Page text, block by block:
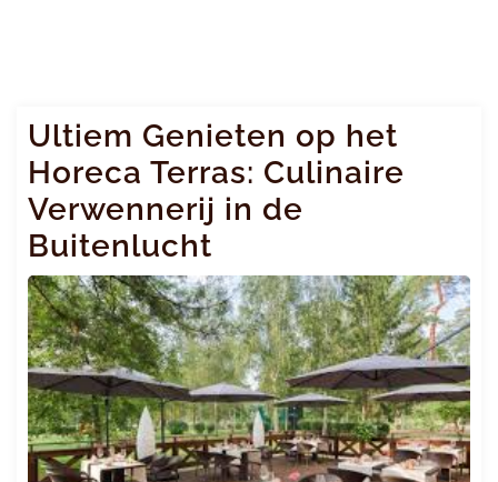
Ultiem Genieten op het
Horeca Terras: Culinaire
Verwennerij in de
Buitenlucht